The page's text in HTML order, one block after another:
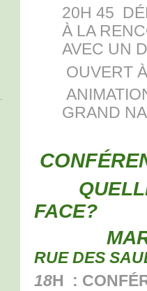
20H 45
À LA
AVEC UN
OUVERT
GRAND
FACE?
MARDI
RUE DES
18H :